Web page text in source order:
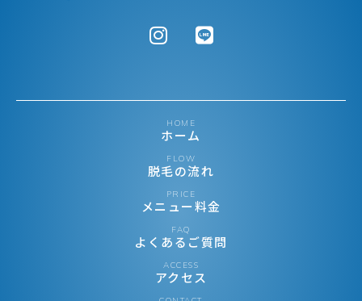
HOME
ホーム
FLOW
脱毛の流れ
PRICE
メニュー料金
FAQ
よくあるご質問
ACCESS
アクセス